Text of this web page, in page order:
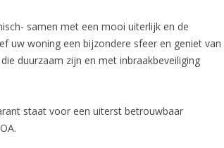
ALUMINIUM VOUWWANDEN
KUNSTSTOF RAMEN
KUNSTSTOF SCHUIFDEUREN
samen met een mooi uiterlijk en de
uw woning een bijzondere sfeer en geniet van
duurzaam zijn en met inbraakbeveiliging
staat voor een uiterst betrouwbaar